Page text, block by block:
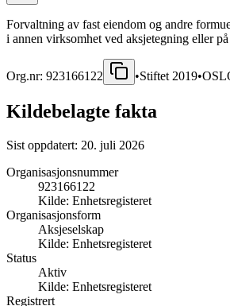
Forvaltning av fast eiendom og andre
i annen virksomhet ved aksjetegning eller på
Org.nr: 923166122 •Stiftet 2019•
Kildebelagte fakta
Sist oppdatert: 20. juli 2026
Organisasjonsnummer
923166122
Kilde: Enhetsregisteret
Organisasjonsform
Aksjeselskap
Kilde: Enhetsregisteret
Status
Aktiv
Kilde: Enhetsregisteret
Registrert